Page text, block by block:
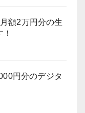
額2万円分の生
円分のデジタ